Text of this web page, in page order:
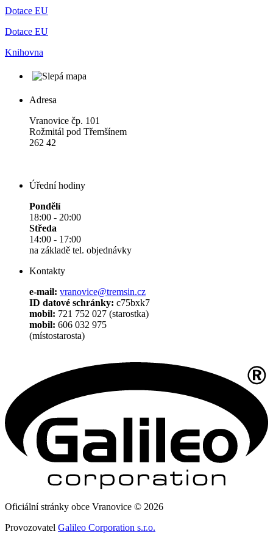
Dotace EU
Dotace EU
Knihovna
Adresa
Vranovice čp. 101
Rožmitál pod Třemšínem
262 42
Úřední hodiny
Pondělí
18:00 - 20:00
Středa
14:00 - 17:00
na základě tel. objednávky
Kontakty
e-mail: vranovice@tremsin.cz
ID datové schránky: c75bxk7
mobil: 721 752 027 (starostka)
mobil: 606 032 975
(místostarosta)
Oficiální stránky obce Vranovice © 2026
Provozovatel Galileo Corporation s.r.o.